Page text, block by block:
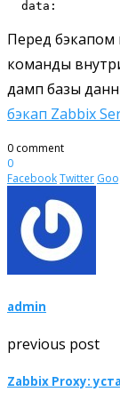
Перед
команды
дамп базы
бэкап Zabbix
0 comment
0
FacebookTwitter
admin
previous post
Zabbix Proxy: